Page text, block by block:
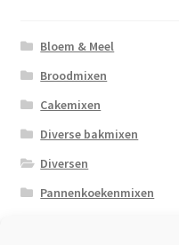
Bloem & Meel
Broodmixen
Cakemixen
Diverse bakmixen
Diversen
Pannenkoekenmixen